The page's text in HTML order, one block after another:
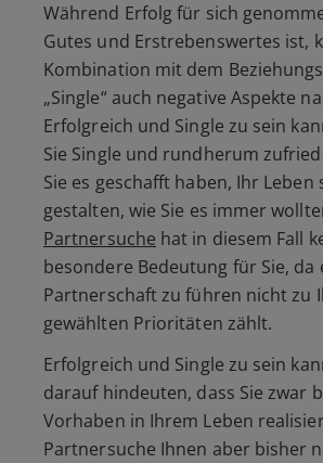
Während Erfolg für sich
Gutes und Erstrebenswertes ist,
Kombination mit dem
„Single“auch negative Aspekte
Erfolgreich und Single zu sein
Sie Single und rundherum
Sie es geschafft haben, Ihr Leben
gestalten, wie Sie es immer
Partnersuche hat in diesem Fall
besondere Bedeutung für Sie, da
Partnerschaft zu führen nicht zu
gewählten Prioritäten zählt.
Erfolgreich und Single zu sein
darauf hindeuten, dass Sie zwar
Vorhaben in Ihrem Leben
Partnersuche Ihnen aber bisher